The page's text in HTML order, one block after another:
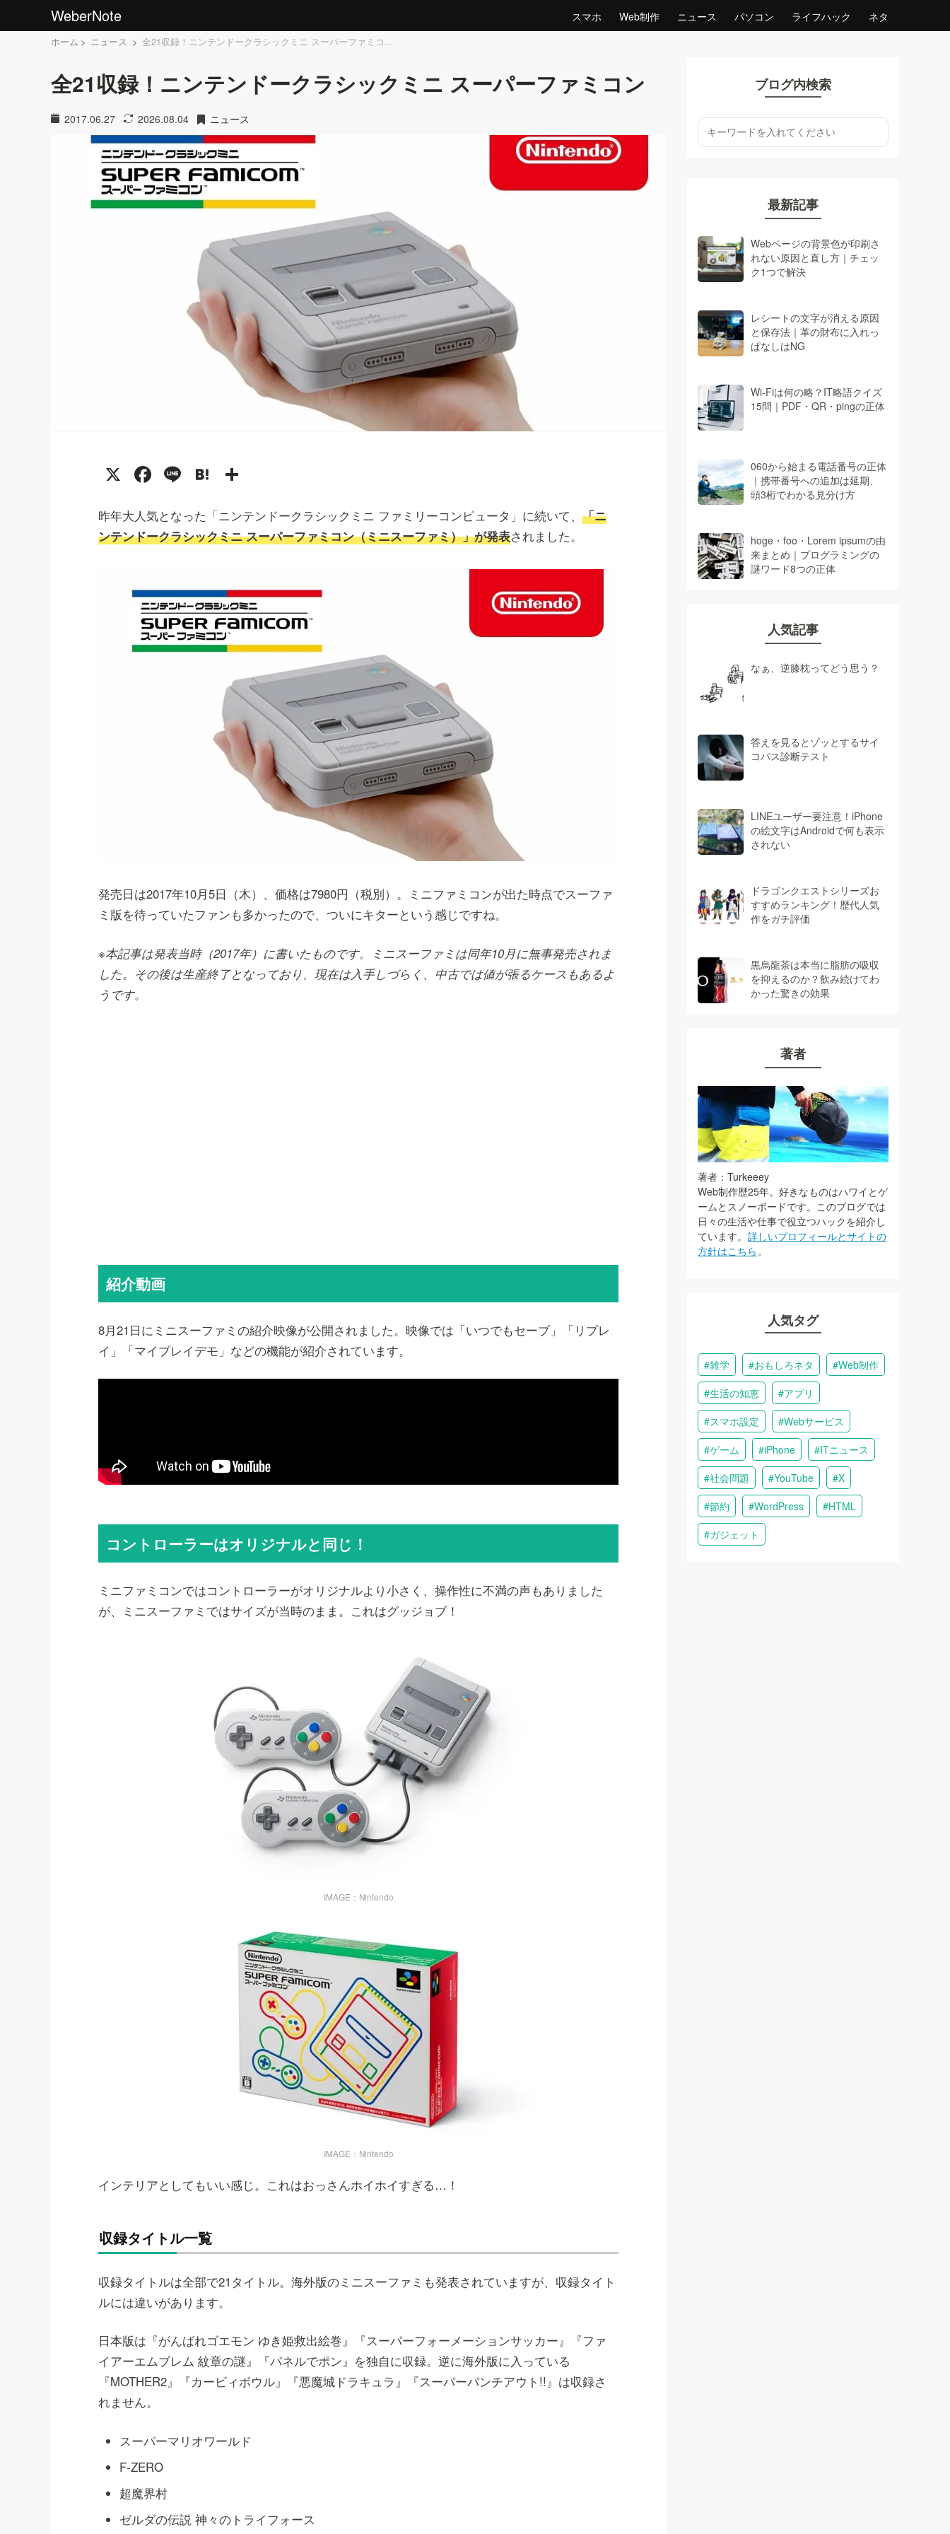
WeberNote スマホ Web制作 ニュース パソコン ライフハック ネタ
ホーム ニュース 全21収録！ニンテンドークラシックミニ スーパーファミコ…
全21収録！ニンテンドークラシックミニ スーパーファミコン
2017.06.27 2026.08.04 ニュース
X Facebook
LineHatena
昨年大人気となった「ニンテンドークラシックミニ ファミリーコンピュータ」に続いて、「ニ
ンテンドークラシックミニ スーパーファミコン（ミニスーファミ）」が発表されました。
発売日は2017年10月5日（木）、価格は7980円（税別）。ミニファミコンが出た時点でスーファ
ミ版を待っていたファンも多かったので、ついにキターという感じですね。
※本記事は発表当時（2017年）に書いたものです。ミニスーファミは同年10月に無事発売されま
した。その後は生産終了となっており、現在は入手しづらく、中古では値が張るケースもあるよ
うです。
紹介動画
8月21日にミニスーファミの紹介映像が公開されました。映像では「いつでもセーブ」「リプレ
イ」「マイプレイデモ」などの機能が紹介されています。
コントローラーはオリジナルと同じ！
ミニファミコンではコントローラーがオリジナルより小さく、操作性に不満の声もありました
が、ミニスーファミではサイズが当時のまま。これはグッジョブ！
IMAGE：Nintendo
IMAGE：Nintendo
インテリアとしてもいい感じ。これはおっさんホイホイすぎる…！
収録タイトル一覧
収録タイトルは全部で21タイトル。海外版のミニスーファミも発表されていますが、収録タイト
ルには違いがあります。
日本版は『がんばれゴエモン ゆき姫救出絵巻』『スーパーフォーメーションサッカー』『ファ
イアーエムブレム 紋章の謎』『パネルでポン』を独自に収録。逆に海外版に入っている
『MOTHER2』『カービィボウル』『悪魔城ドラキュラ』『スーパーパンチアウト!!』は収録さ
れません。
スーパーマリオワールド
F-ZERO
超魔界村
ゼルダの伝説 神々のトライフォース
ブログ内検索
最新記事
Webページの背景色が印刷さ
れない原因と直し方｜チェッ
ク1つで解決
レシートの文字が消える原因
と保存法｜革の財布に入れっ
ぱなしはNG
Wi-Fiは何の略？IT略語クイズ
15問｜PDF・QR・pingの正体
060から始まる電話番号の正体
｜携帯番号への追加は延期、
頭3桁でわかる見分け方
hoge・foo・Lorem ipsumの由
来まとめ｜プログラミングの
謎ワード8つの正体
人気記事
なぁ、逆膝枕ってどう思う？
答えを見るとゾッとするサイ
コパス診断テスト
LINEユーザー要注意！iPhone
の絵文字はAndroidで何も表示
されない
ドラゴンクエストシリーズお
すすめランキング！歴代人気
作をガチ評価
黒烏龍茶は本当に脂肪の吸収
を抑えるのか？飲み続けてわ
かった驚きの効果
著者
著者：Turkeeey
Web制作歴25年。好きなものはハワイとゲ
ームとスノーボードです。このブログでは
日々の生活や仕事で役立つハックを紹介し
ています。 詳しいプロフィールとサイトの
方針はこちら 。
人気タグ
雑学 おもしろネタ
Web制作
生活の知恵
アプリ
スマホ設定
Webサービス
ゲーム
iPhone
ITニュース
社会問題
YouTube
X
節約
WordPress
HTML
ガジェット